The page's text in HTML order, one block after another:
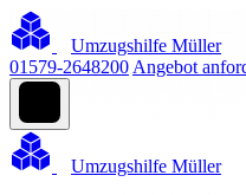
Umzugshilfe Müller
01579-2648200 Angebot
Umzugshilfe Müller